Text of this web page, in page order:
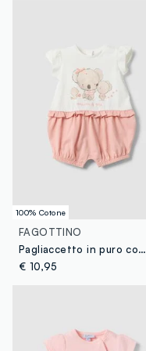
100% Cotone
FAGOTTINO
Pagliaccetto in puro cotone multicolor da neonata con disegni
€ 10,95